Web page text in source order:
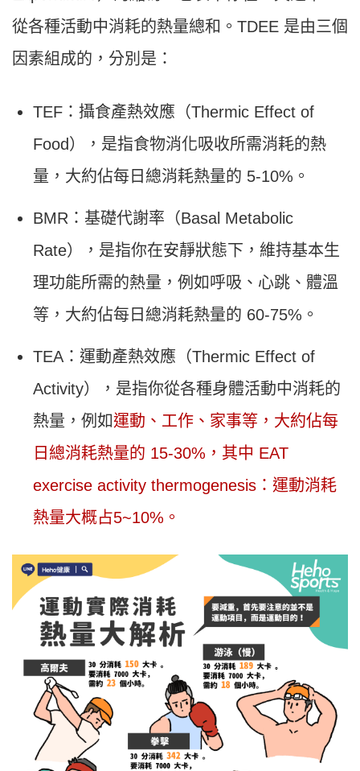
從各種活動中消耗的熱量總和。TDEE 是由三個
因素組成的，分別是：
TEF：攝食產熱效應（Thermic Effect of
Food），是指食物消化吸收所需消耗的熱
量，大約佔每日總消耗熱量的 5-10%。
BMR：基礎代謝率（Basal Metabolic
Rate），是指你在安靜狀態下，維持基本生
理功能所需的熱量，例如呼吸、心跳、體溫
等，大約佔每日總消耗熱量的 60-75%。
TEA：運動產熱效應（Thermic Effect of
Activity），是指你從各種身體活動中消耗的
熱量，例如運動、工作、家事等，大約佔每
日總消耗熱量的 15-30%，其中 EAT
exercise activity thermogenesis：運動消耗
熱量大概占5~10%。